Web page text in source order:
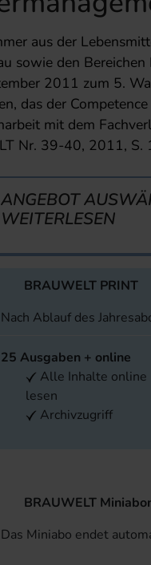
aus der
sowie den
2011 zum 5.
das der
mit dem
Nr. 39-40, 2011, S.
ANGEBOT
WEITERLESEN
BRAUWELT PRINT
Nach Ablauf des
25 Ausgaben + online
Alle Inhalte online
lesen
Archivzugriff
BRAUWELT
Das Miniabo endet